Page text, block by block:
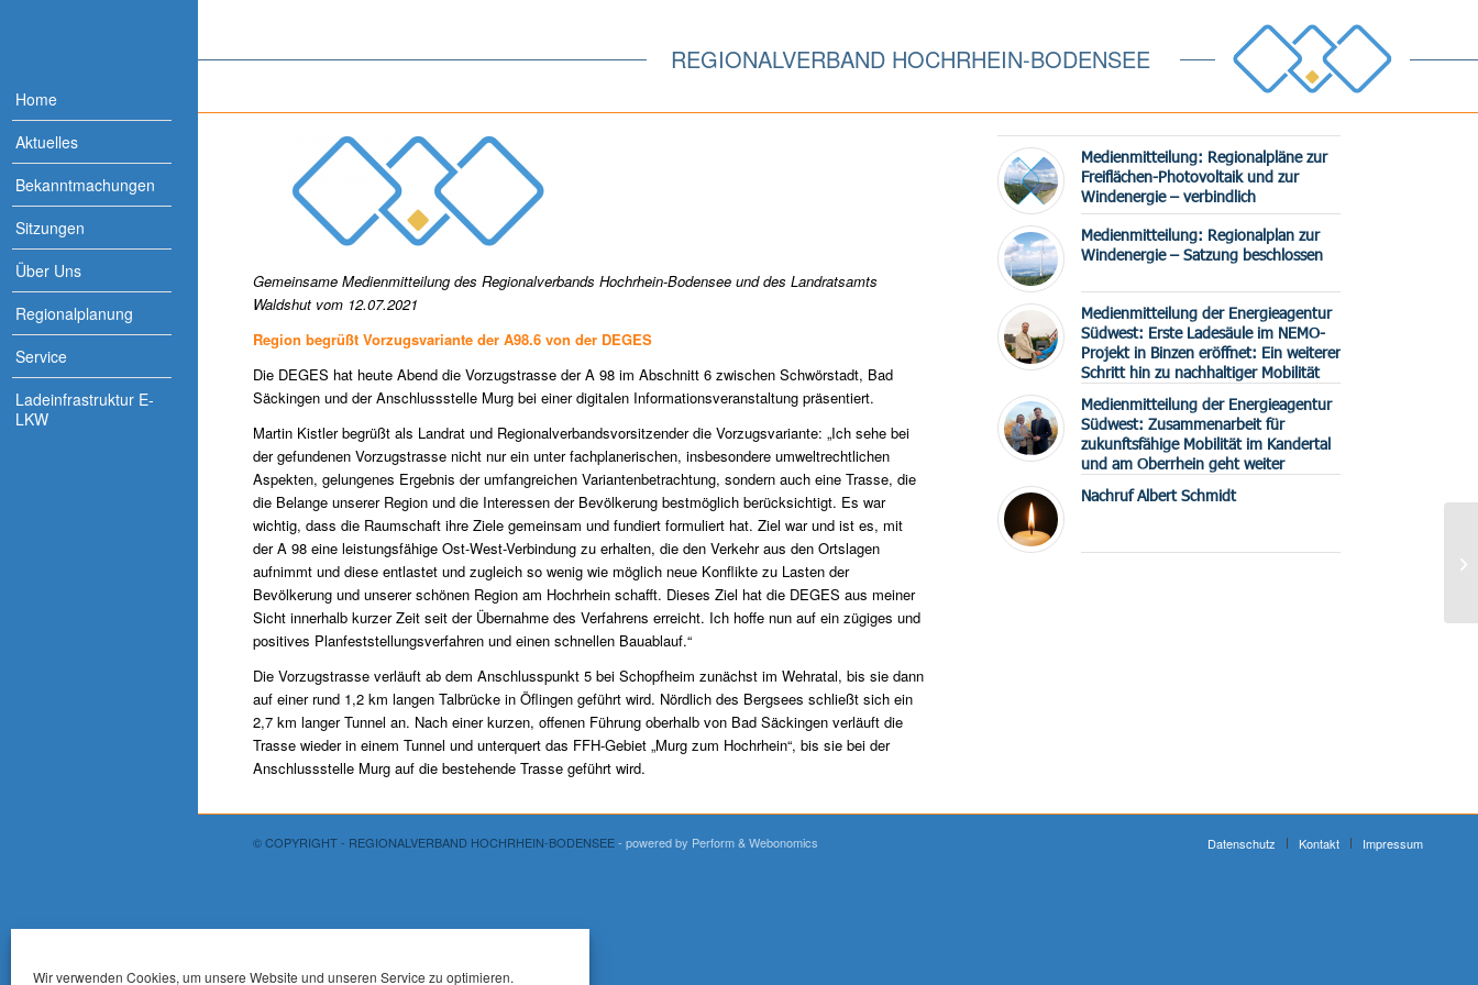
Wir verwenden Cookies, um unsere Website und unseren Service zu optimieren.
Home
Aktuelles
Bekanntmachungen
Sitzungen
Über Uns
Regionalplanung
Service
Ladeinfrastruktur E-
LKW
REGIONALVERBAND HOCHRHEIN-BODENSEE
Gemeinsame Medienmitteilung des Regionalverbands Hochrhein-Bodensee und des Landratsamts
Waldshut vom 12.07.2021
Region begrüßt Vorzugsvariante der A98.6 von der DEGES
Die DEGES hat heute Abend die Vorzugstrasse der A 98 im Abschnitt 6 zwischen Schwörstadt, Bad
Säckingen und der Anschlussstelle Murg bei einer digitalen Informationsveranstaltung präsentiert.
Martin Kistler begrüßt als Landrat und Regionalverbandsvorsitzender die Vorzugsvariante: „Ich sehe bei
der gefundenen Vorzugstrasse nicht nur ein unter fachplanerischen, insbesondere umweltrechtlichen
Aspekten, gelungenes Ergebnis der umfangreichen Variantenbetrachtung, sondern auch eine Trasse, die
die Belange unserer Region und die Interessen der Bevölkerung bestmöglich berücksichtigt. Es war
wichtig, dass die Raumschaft ihre Ziele gemeinsam und fundiert formuliert hat. Ziel war und ist es, mit
der A 98 eine leistungsfähige Ost-West-Verbindung zu erhalten, die den Verkehr aus den Ortslagen
aufnimmt und diese entlastet und zugleich so wenig wie möglich neue Konflikte zu Lasten der
Bevölkerung und unserer schönen Region am Hochrhein schafft. Dieses Ziel hat die DEGES aus meiner
Sicht innerhalb kurzer Zeit seit der Übernahme des Verfahrens erreicht. Ich hoffe nun auf ein zügiges und
positives Planfeststellungsverfahren und einen schnellen Bauablauf.“
Die Vorzugstrasse verläuft ab dem Anschlusspunkt 5 bei Schopfheim zunächst im Wehratal, bis sie dann
auf einer rund 1,2 km langen Talbrücke in Öflingen geführt wird. Nördlich des Bergsees schließt sich ein
2,7 km langer Tunnel an. Nach einer kurzen, offenen Führung oberhalb von Bad Säckingen verläuft die
Trasse wieder in einem Tunnel und unterquert das FFH-Gebiet „Murg zum Hochrhein“, bis sie bei der
Anschlussstelle Murg auf die bestehende Trasse geführt wird.
Medienmitteilung: Regionalpläne zur
Freiflächen-Photovoltaik und zur
Windenergie – verbindlich
Medienmitteilung: Regionalplan zur
Windenergie – Satzung beschlossen
Medienmitteilung der Energieagentur
Südwest: Erste Ladesäule im NEMO-
Projekt in Binzen eröffnet: Ein weiterer
Schritt hin zu nachhaltiger Mobilität
Medienmitteilung der Energieagentur
Südwest: Zusammenarbeit für
zukunftsfähige Mobilität im Kandertal
und am Oberrhein geht weiter
Nachruf Albert Schmidt
© COPYRIGHT - REGIONALVERBAND HOCHRHEIN-BODENSEE- powered by Perform& Webonomics Datenschutz Kontakt Impressum